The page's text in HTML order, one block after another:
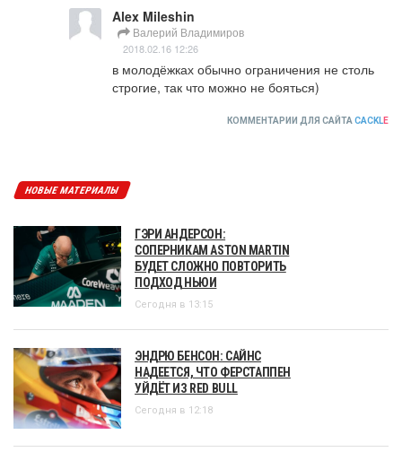
Alex Mileshin
Валерий Владимиров
2018.02.16 12:26
в молодёжках обычно ограничения не столь
строгие, так что можно не бояться)
КОММЕНТАРИИ ДЛЯ САЙТА CACKLE
НОВЫЕ МАТЕРИАЛЫ
ГЭРИ АНДЕРСОН:
СОПЕРНИКАМ ASTON MARTIN
БУДЕТ СЛОЖНО ПОВТОРИТЬ
ПОДХОД НЬЮИ
Сегодня в 13:15
ЭНДРЮ БЕНСОН: САЙНС
НАДЕЕТСЯ, ЧТО ФЕРСТАППЕН
УЙДЁТ ИЗ RED BULL
Сегодня в 12:18